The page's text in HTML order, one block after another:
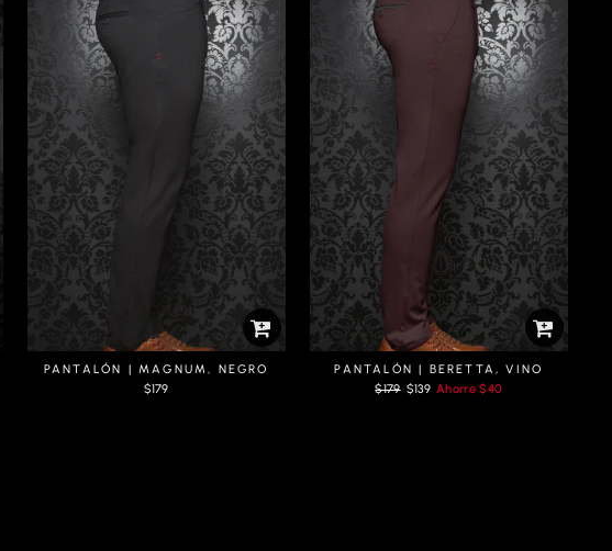
PANTALÓN | MAGNUM, NEGRO
$179
PANTALÓN | BERETTA, VINO
Prix
$179 Prix
$139 Ahorre$40